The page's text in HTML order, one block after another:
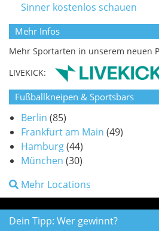
Sinner kostenlos schauen
Mehr Infos
Mehr Sportarten in unserem neuen
LIVEKICK:
Fußballkneipen & Sportsbars
Berlin (85)
Frankfurt am Main (49)
Hamburg(44)
München (30)
Mehr Locations
Dein Tipp: Wer gewinnt?